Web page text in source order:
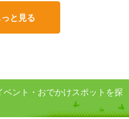
と見る
ント・おでかけスポットを探